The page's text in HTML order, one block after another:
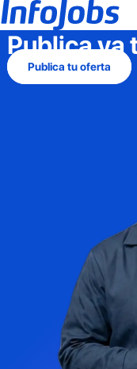
Publica ya
Publica tu oferta